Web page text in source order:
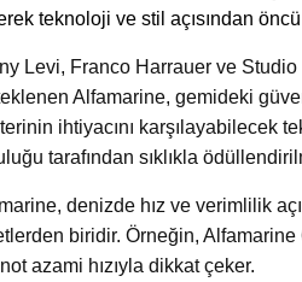
teknoloji ve stil açısından
Levi, Franco Harrauer ve
Alfamarine, gemideki
ihtiyacını karşılayabilecek
tarafından sıklıkla
denizde hız ve verimlilik
biridir. Örneğin, Alfamarine
azami hızıyla dikkat çeker.